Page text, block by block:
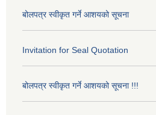
बोलपत्र स्वीकृत गर्ने आशयको सूचना
Invitation for Seal Quotation
बोलपत्र स्वीकृत गर्ने आशयको सूचना !!!